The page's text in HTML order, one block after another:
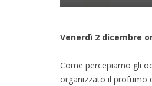
Venerdì 2 dicembre
Come percepiamo gli
organizzato il profumo